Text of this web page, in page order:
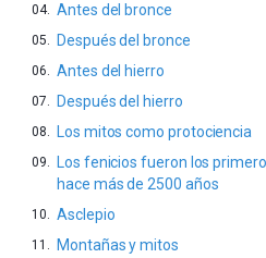
Antes del bronce
Después del bronce
Antes del hierro
Después del hierro
Los mitos como protociencia
Los fenicios fueron los
hace más de 2500 años
Asclepio
Montañas y mitos